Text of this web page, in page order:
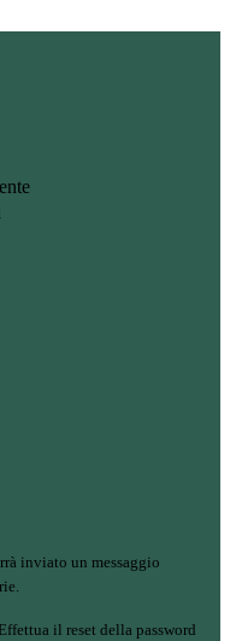
inviato un messaggio
il reset della password